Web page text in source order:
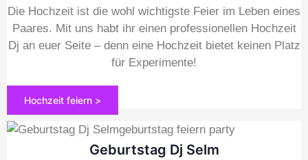
Die Hochzeit ist die wohl wichtigste Feier im Leben eines
Paares. Mit uns habt ihr einen professionellen Hochzeit
Dj an euer Seite – denn eine Hochzeit bietet keinen Platz
für Experimente!
Hochzeit feiern >
Geburtstag Dj Selm